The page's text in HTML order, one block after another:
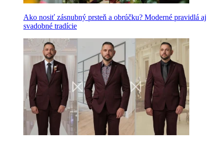
Ako nosiť zásnubný prsteň a obrúčku? Moderné pravidlá aj
svadobné tradície